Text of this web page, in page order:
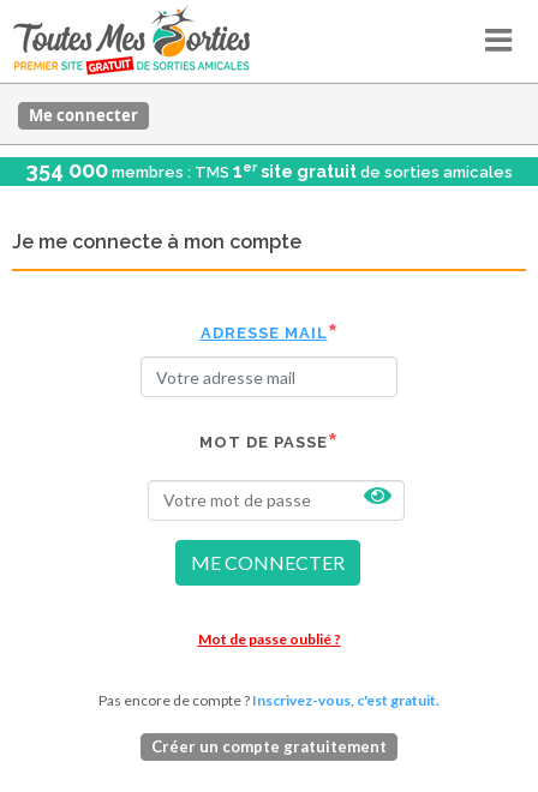
Me connecter
354 000 membres : TMS 1er site gratuit de sorties amicales
Je me connecte à mon compte
ADRESSE MAIL
MOT DE PASSE
ME CONNECTER
Mot de passe oublié ?
Pas encore de compte ? Inscrivez-vous, c'est gratuit.
Créer un compte gratuitement